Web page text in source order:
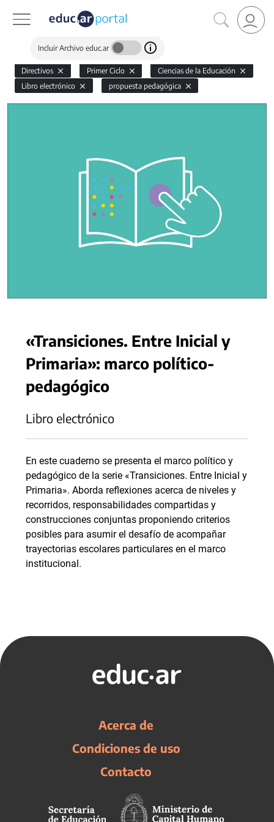
Incluir Archivo educ.ar
Directivos Primer Ciclo
Ciencias de la Educación
Libro electrónico
propuesta pedagógica
«Transiciones. Entre Inicial y
Primaria»: marco político-
pedagógico
Libro electrónico
En este cuaderno se presenta el marco político y
pedagógico de la serie «Transiciones. Entre Inicial y
Primaria». Aborda reflexiones acerca de niveles y
recorridos, responsabilidades compartidas y
construcciones conjuntas proponiendo criterios
posibles para asumir el desafío de acompañar
trayectorias escolares particulares en el marco
institucional.
Acerca de
Condiciones de uso
Contacto